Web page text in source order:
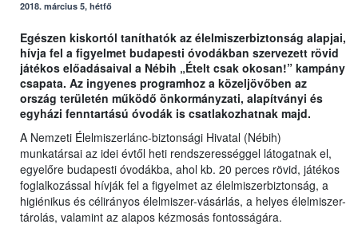
2018. március 5, hétfő
Egészen kiskortól taníthatók az élelmiszerbiztonság alapjai,
hívja fel a figyelmet budapesti óvodákban szervezett rövid
játékos előadásaival a Nébih „Ételt csak okosan!” kampány
csapata. Az ingyenes programhoz a közeljövőben az
ország területén működő önkormányzati, alapítványi és
egyházi fenntartású óvodák is csatlakozhatnak majd.
A Nemzeti Élelmiszerlánc-biztonsági Hivatal (Nébih)
munkatársai az idei évtől heti rendszerességgel látogatnak el,
egyelőre budapesti óvodákba, ahol kb. 20 perces rövid, játékos
foglalkozással hívják fel a figyelmet az élelmiszerbiztonság, a
higiénikus és célirányos élelmiszer-vásárlás, a helyes élelmiszer-
tárolás, valamint az alapos kézmosás fontosságára.